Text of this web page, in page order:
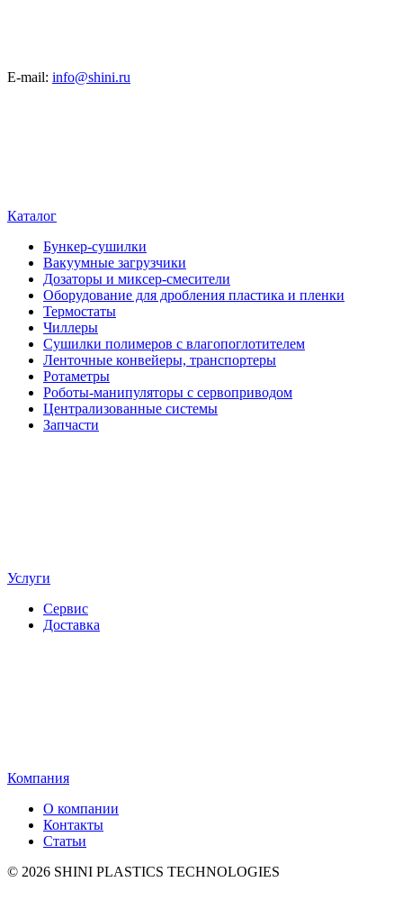
E-mail: info@shini.ru
Каталог
Бункер-сушилки
Вакуумные загрузчики
Дозаторы и миксер-смесители
Оборудование для дробления пластика и пленки
Термостаты
Чиллеры
Сушилки полимеров с влагопоглотителем
Ленточные конвейеры, транспортеры
Ротаметры
Роботы-манипуляторы с сервоприводом
Централизованные системы
Запчасти
Услуги
Сервис
Доставка
Компания
О компании
Контакты
Статьи
© 2026 SHINI PLASTICS TECHNOLOGIES